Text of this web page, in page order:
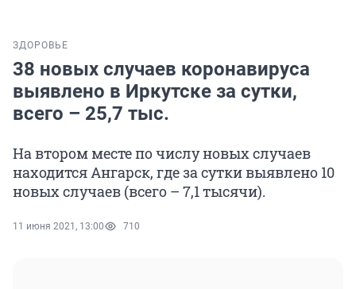
ЗДОРОВЬЕ
38 новых случаев коронавируса
выявлено в Иркутске за сутки,
всего – 25,7 тыс.
На втором месте по числу новых случаев
находится Ангарск, где за сутки выявлено 10
новых случаев (всего – 7,1 тысячи).
11 июня 2021, 13:00 710